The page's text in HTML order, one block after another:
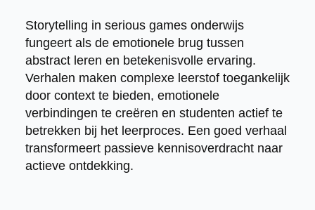
Storytelling in serious games onderwijs
fungeert als de emotionele brug tussen
abstract leren en betekenisvolle ervaring.
Verhalen maken complexe leerstof toegankelijk
door context te bieden, emotionele
verbindingen te creëren en studenten actief te
betrekken bij het leerproces. Een goed verhaal
transformeert passieve kennisoverdracht naar
actieve ontdekking.